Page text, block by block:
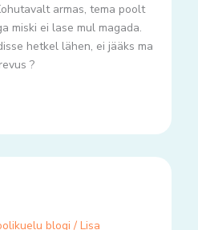
armas, tema poolt
miski ei lase mul magada.
hetkel lähen, ei jääks ma
?
blogi / Lisa